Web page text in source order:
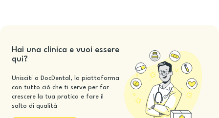
Hai una clinica e vuoi essere
qui?
Unisciti a DocDental, la piattaforma
con tutto ciò che ti serve per far
crescere la tua pratica e fare il
salto di qualità